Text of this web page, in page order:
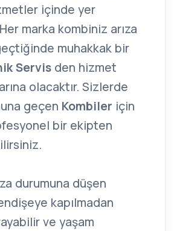
içinde yer
marka kombiniz arıza
muhakkak bir
Servis den hizmet
olacaktır. Sizlerde
geçen Kombiler için
bir ekipten
durumuna düşen
kapılmadan
ve yaşam